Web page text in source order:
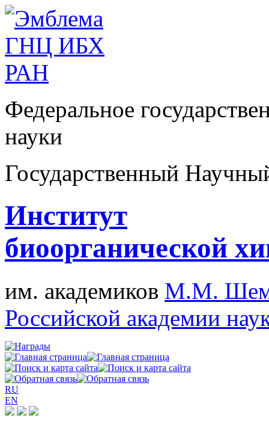
Федеральное
науки
Государственный
Институт
биоорганической
им. академиков М.М.
Российской академии
RU
EN